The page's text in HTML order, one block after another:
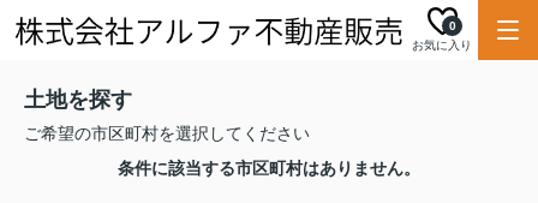
お気に入り
0
土地を探す
ご希望の市区町村を選択してください
条件に該当する市区町村はありません。